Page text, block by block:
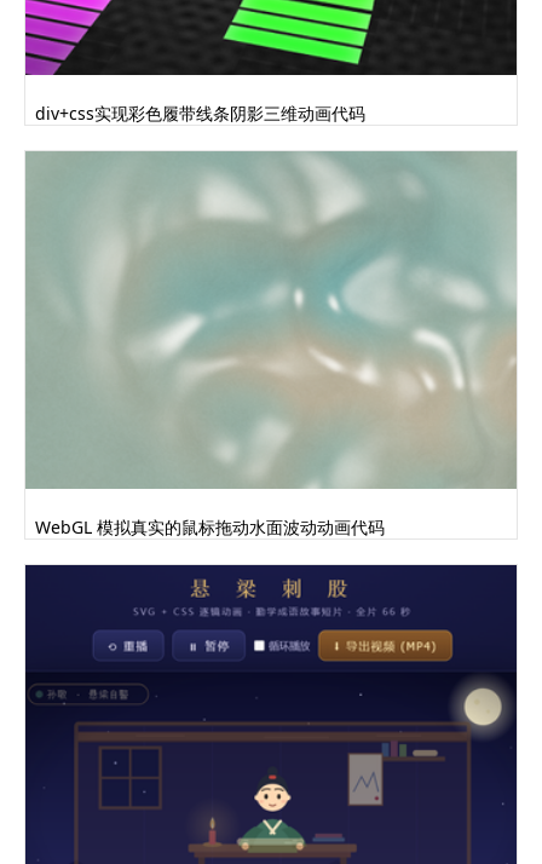
div+css实现彩色履带线条阴影三维动画代码
WebGL 模拟真实的鼠标拖动水面波动动画代码